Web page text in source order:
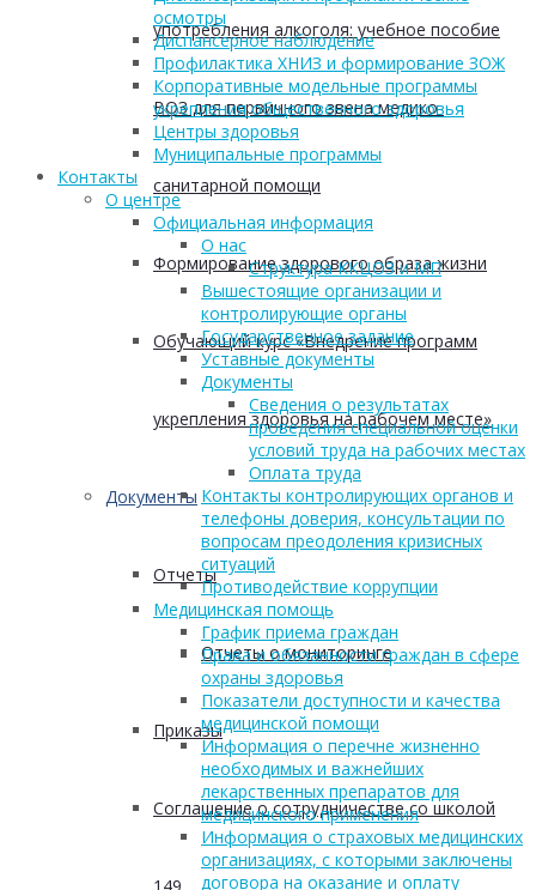
употребления алкоголя: учебное пособие
ВОЗ для первичного звена медико-
санитарной помощи
Формирование здорового образа жизни
Обучающий курс «Внедрение программ
укрепления здоровья на рабочем месте»
Документы
Отчеты
Отчеты о мониторинге
Приказы
Соглашение о сотрудничестве со школой
осмотры
Диспансерное наблюдение
Профилактика ХНИЗ и формирование ЗОЖ
Корпоративные модельные программы
укрепления общественного здоровья
Центры здоровья
Муниципальные программы
Контакты
О центре
Официальная информация
О нас
Структура ККЦОЗ и МП
Вышестоящие организации и
контролирующие органы
Государственное задание
Уставные документы
Документы
Сведения о результатах
проведения специальной оценки
условий труда на рабочих местах
Оплата труда
Контакты контролирующих органов и
телефоны доверия, консультации по
вопросам преодоления кризисных
ситуаций
Противодействие коррупции
Медицинская помощь
График приема граждан
Права и обязанности граждан в сфере
охраны здоровья
Показатели доступности и качества
медицинской помощи
Информация о перечне жизненно
необходимых и важнейших
лекарственных препаратов для
медицинского применения
Информация о страховых медицинских
организациях, с которыми заключены
договора на оказание и оплату